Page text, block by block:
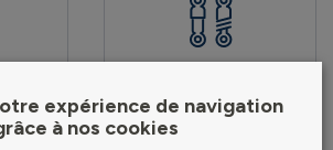
expérience de navigation
à nos cookies